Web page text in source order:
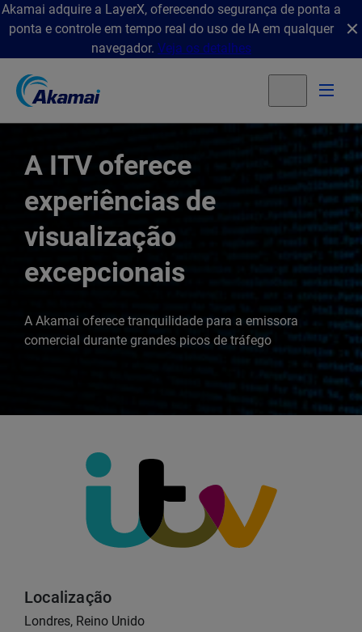
Akamai adquire a LayerX, oferecendo segurança de ponta a
ponta e controle em tempo real do uso de IA em qualquer
navegador. Veja os detalhes
A ITV oferece
experiências de
visualização
excepcionais
A Akamai oferece tranquilidade para a emissora
comercial durante grandes picos de tráfego
Localização
Londres, Reino Unido